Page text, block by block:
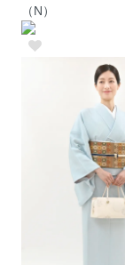
（N）